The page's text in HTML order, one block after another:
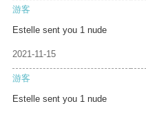
游客
Estelle sent you 1 nude
2021-11-15
游客
Estelle sent you 1 nude